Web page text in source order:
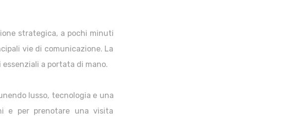
strategica, a pochi minuti
vie di comunicazione. La
a portata di mano.
lusso, tecnologia e una
e per prenotare una visita